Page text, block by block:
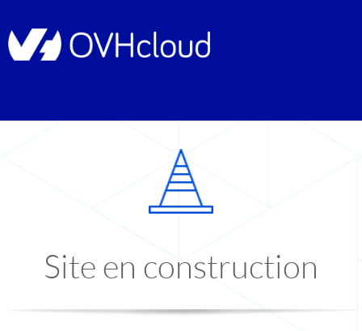
Site en construction